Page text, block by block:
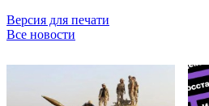
Версия для печати
Все новости